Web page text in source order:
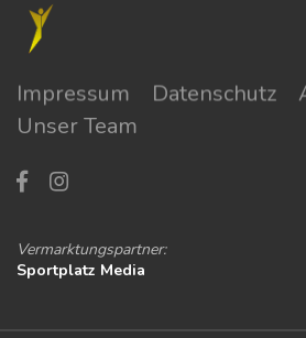
Impressum Datenschutz
Unser Team
Vermarktungspartner:
Sportplatz Media